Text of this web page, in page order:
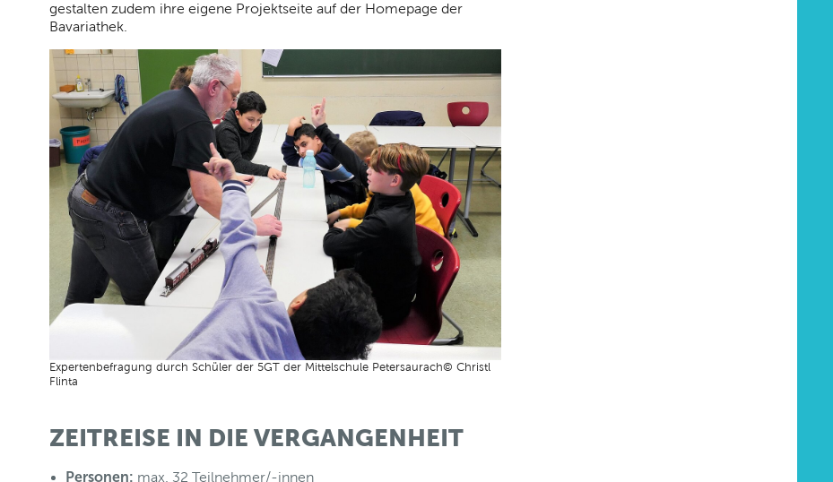
gestalten zudem ihre eigene Projektseite auf der Homepage der
Bavariathek.
Expertenbefragung durch Schüler der 5GT der Mittelschule Petersaurach© Christl
Flinta
ZEITREISE IN DIE VERGANGENHEIT
Personen: max. 32 Teilnehmer/-innen